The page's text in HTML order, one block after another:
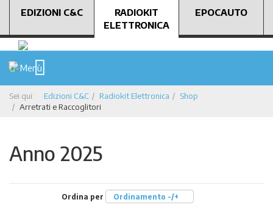
EDIZIONI C&C
RADIOKIT
ELETTRONICA
EPOCAUTO
Menù
Sei qui: Edizioni C&C Radiokit Elettronica
Shop
Arretrati e Raccoglitori
Anno 2025
Ordina per
Ordinamento -/+